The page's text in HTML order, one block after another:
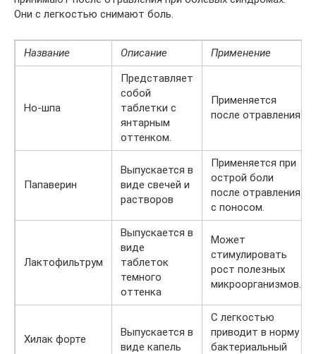
Они с легкостью снимают боль.
Название Описание Применение
Но-шпа
Представляет
собой
таблетки с
янтарным
оттенком.
Применяется
после отравления
Папаверин
Выпускается в
виде свечей и
растворов
Применяется при
острой боли
после отравления
с поносом.
Лактофильтрум
Выпускается в
виде
таблеток
темного
оттенка
Может
стимулировать
рост полезных
микроорганизмов.
Хилак форте
Выпускается в
виде капель
С легкостью
приводит в норму
бактериальный